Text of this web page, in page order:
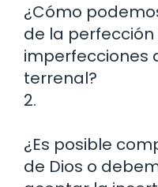
¿Cómo
de la
imperfecciones
terrenal?
2.
¿Es posible
de Dios o